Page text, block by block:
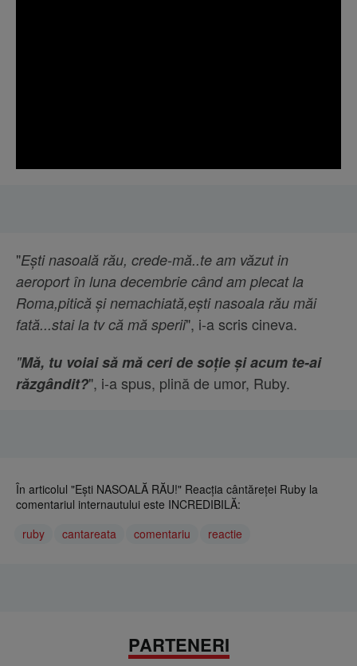
"Ești nasoală rău, crede-mă..te am văzut in
aeroport în luna decembrie când am plecat la
Roma,pitică și nemachiată,ești nasoala rău măi
fată...stai la tv că mă sperii", i-a scris cineva.
"Mă, tu voiai să mă ceri de soție și acum te-ai
răzgândit?", i-a spus, plină de umor, Ruby.
În articolul "Ești NASOALĂ RĂU!" Reacția cântăreței Ruby la
comentariul internautului este INCREDIBILĂ:
ruby
cantareata comentariu reactie
PARTENERI